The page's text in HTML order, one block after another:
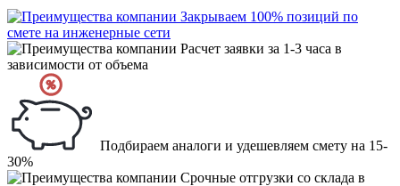
Закрываем 100% позиций по
смете на инженерные сети
Расчет заявки за 1-3 часа в
зависимости от объема
Подбираем аналоги и удешевляем смету на 15-
30%
Срочные отгрузки со склада в